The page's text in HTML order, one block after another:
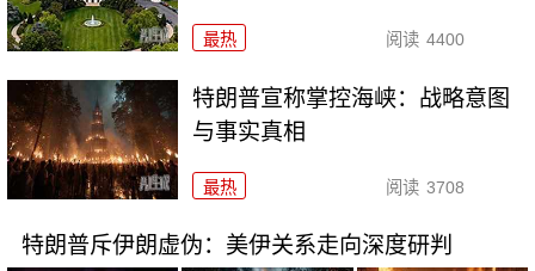
最热 阅读 4400
特朗普宣称掌控海峡：战略意图
与事实真相
最热 阅读 3708
特朗普斥伊朗虚伪：美伊关系走向深度研判